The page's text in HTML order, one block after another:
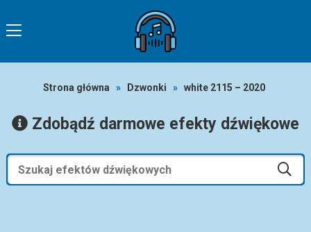
Strona główna » Dzwonki » white 2115 – 2020
Zdobądź darmowe efekty dźwiękowe